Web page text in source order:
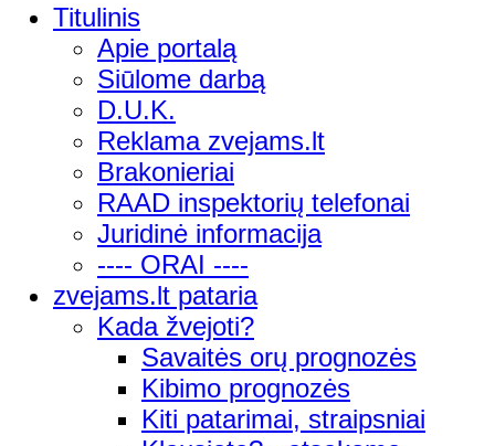
Titulinis
Apie portalą
Siūlome darbą
D.U.K.
Reklama zvejams.lt
Brakonieriai
RAAD inspektorių telefonai
Juridinė informacija
---- ORAI ----
zvejams.lt pataria
Kada žvejoti?
Savaitės orų prognozės
Kibimo prognozės
Kiti patarimai, straipsniai